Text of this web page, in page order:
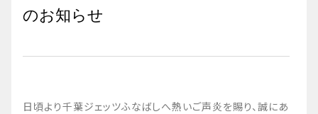
のお知らせ
日頃より千葉ジェッツふなばしへ熱いご声炎を賜り、誠にあ